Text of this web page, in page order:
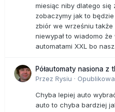
miesiąc niby dlatego się
zobaczymy jak to
zbiór we wrześniu
niewypał to wiadomo
automatami XXL bo
Półautomaty nasiona z
Przez Rysiu ·
Chyba lepiej auto
auto to chyba bardziej